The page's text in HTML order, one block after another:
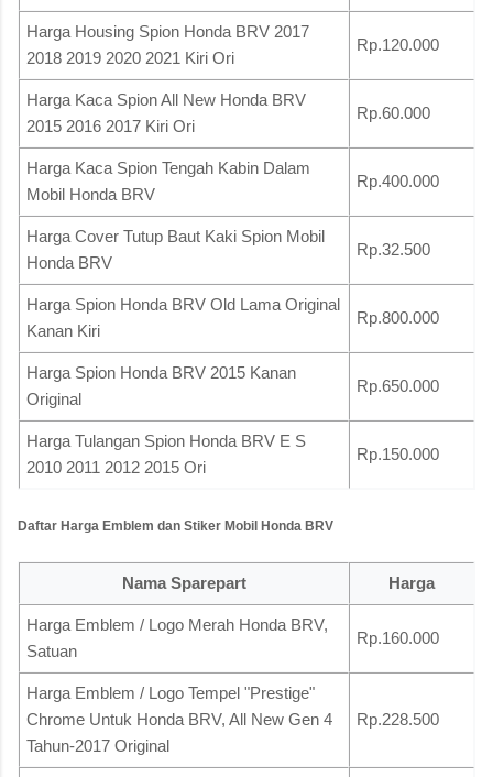
Harga Housing Spion Honda BRV 2017
2018 2019 2020 2021 Kiri Ori
Rp.120.000
Harga Kaca Spion All New Honda BRV
2015 2016 2017 Kiri Ori
Rp.60.000
Harga Kaca Spion Tengah Kabin Dalam
Mobil Honda BRV
Rp.400.000
Harga Cover Tutup Baut Kaki Spion Mobil
Honda BRV
Rp.32.500
Harga Spion Honda BRV Old Lama Original
Kanan Kiri
Rp.800.000
Harga Spion Honda BRV 2015 Kanan
Original
Rp.650.000
Harga Tulangan Spion Honda BRV E S
2010 2011 2012 2015 Ori
Rp.150.000
Daftar Harga Emblem dan Stiker Mobil Honda BRV
Nama Sparepart Harga
Harga Emblem / Logo Merah Honda BRV,
Satuan
Rp.160.000
Harga Emblem / Logo Tempel "Prestige"
Chrome Untuk Honda BRV, All New Gen 4
Tahun-2017 Original
Rp.228.500